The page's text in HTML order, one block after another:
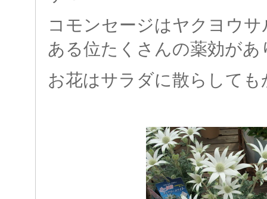
コモンセージはヤクヨウ
ある位たくさんの薬効があ
お花はサラダに散らして